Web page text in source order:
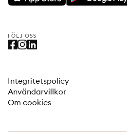
FÖLJ OSS
Integritetspolicy
Användarvillkor
Om cookies